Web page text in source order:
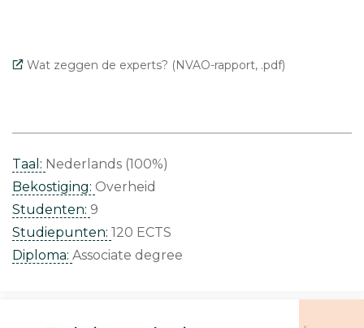
Wat zeggen de experts? (NVAO-rapport, .pdf)
Taal: Nederlands (100%)
Bekostiging: Overheid
Studenten: 9
Studiepunten: 120 ECTS
Diploma: Associate degree